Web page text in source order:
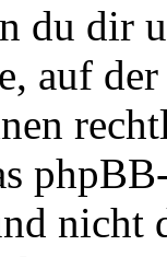
du dir
auf
nicht